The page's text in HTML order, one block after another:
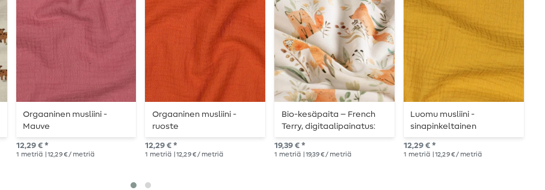
Orgaaninen musliini -
Mauve
12,29 € *
1 metriä | 12,29 € / metriä
Orgaaninen musliini -
ruoste
12,29 € *
1 metriä | 12,29 € / metriä
Bio-kesäpaita – French
Terry, digitaalipainatus:
ketut, luonnonvalkoinen
19,39 € *
1 metriä | 19,39 € / metriä
Luomu musliini -
sinapinkeltainen
12,29 € *
1 metriä | 12,29 € / metriä